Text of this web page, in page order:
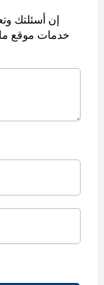
إن أسئلتك
خدمات موقع